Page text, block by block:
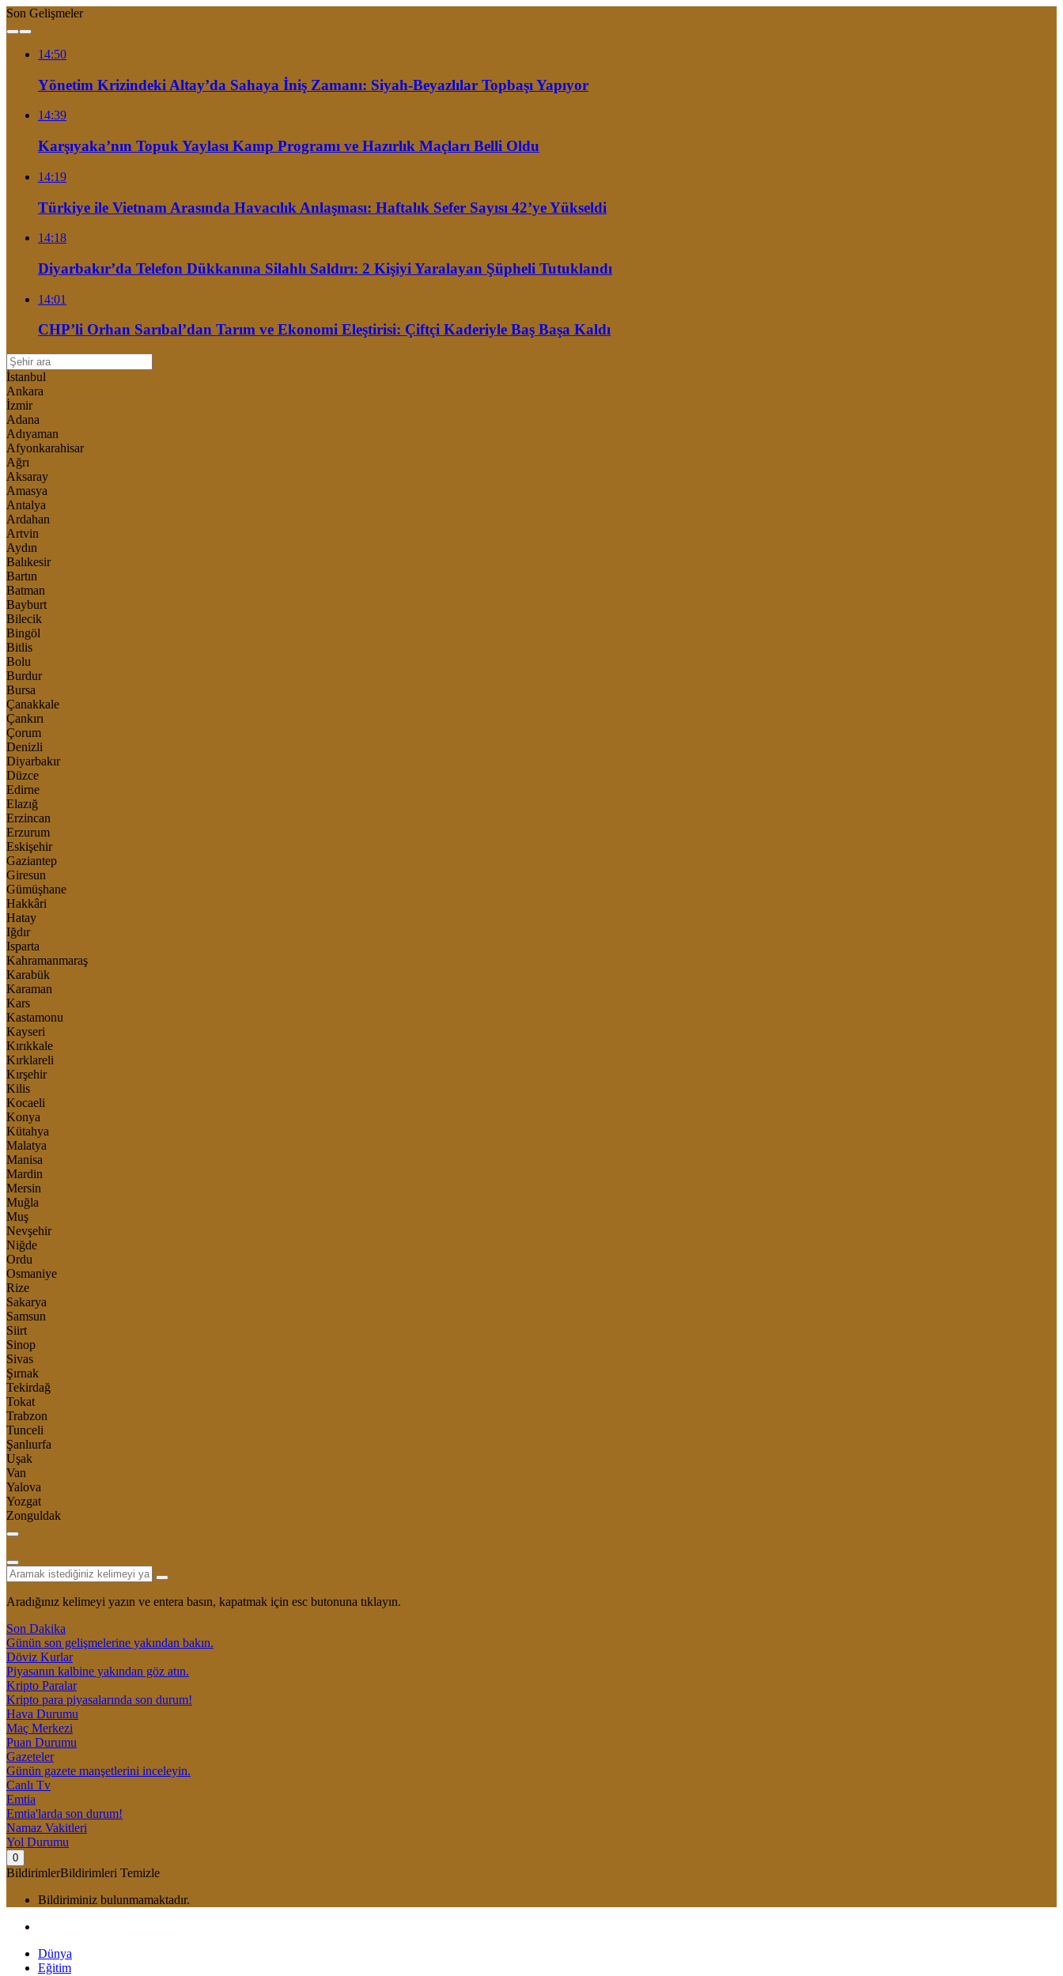
Son Gelişmeler
14:50
Yönetim Krizindeki Altay’da Sahaya İniş Zamanı: Siyah-Beyazlılar Topbaşı Yapıyor
14:39
Karşıyaka’nın Topuk Yaylası Kamp Programı ve Hazırlık Maçları Belli Oldu
14:19
Türkiye ile Vietnam Arasında Havacılık Anlaşması: Haftalık Sefer Sayısı 42’ye Yükseldi
14:18
Diyarbakır’da Telefon Dükkanına Silahlı Saldırı: 2 Kişiyi Yaralayan Şüpheli Tutuklandı
14:01
CHP’li Orhan Sarıbal’dan Tarım ve Ekonomi Eleştirisi: Çiftçi Kaderiyle Baş Başa Kaldı
İstanbul
Ankara
İzmir
Adana
Adıyaman
Afyonkarahisar
Ağrı
Aksaray
Amasya
Antalya
Ardahan
Artvin
Aydın
Balıkesir
Bartın
Batman
Bayburt
Bilecik
Bingöl
Bitlis
Bolu
Burdur
Bursa
Çanakkale
Çankırı
Çorum
Denizli
Diyarbakır
Düzce
Edirne
Elazığ
Erzincan
Erzurum
Eskişehir
Gaziantep
Giresun
Gümüşhane
Hakkâri
Hatay
Iğdır
Isparta
Kahramanmaraş
Karabük
Karaman
Kars
Kastamonu
Kayseri
Kırıkkale
Kırklareli
Kırşehir
Kilis
Kocaeli
Konya
Kütahya
Malatya
Manisa
Mardin
Mersin
Muğla
Muş
Nevşehir
Niğde
Ordu
Osmaniye
Rize
Sakarya
Samsun
Siirt
Sinop
Sivas
Şırnak
Tekirdağ
Tokat
Trabzon
Tunceli
Şanlıurfa
Uşak
Van
Yalova
Yozgat
Zonguldak
Aradığınız kelimeyi yazın ve entera basın, kapatmak için esc butonuna tıklayın.
Son Dakika
Günün son gelişmelerine yakından bakın.
Döviz Kurlar
Piyasanın kalbine yakından göz atın.
Kripto Paralar
Kripto para piyasalarında son durum!
Hava Durumu
Maç Merkezi
Puan Durumu
Gazeteler
Günün gazete manşetlerini inceleyin.
Canlı Tv
Emtia
Emtia'larda son durum!
Namaz Vakitleri
Yol Durumu
0
BildirimlerBildirimleri Temizle
Bildiriminiz bulunmamaktadır.
Dünya
Eğitim